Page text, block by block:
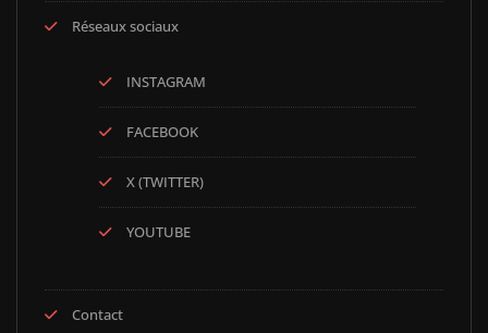
Réseaux sociaux
INSTAGRAM
FACEBOOK
X (TWITTER)
YOUTUBE
Contact